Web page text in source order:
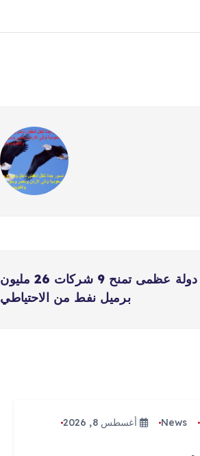
دولة عظمى تمنح 9 شركات 26 مليون
برميل نفط من الاحتياطي
News
أغسطس 8, 2026